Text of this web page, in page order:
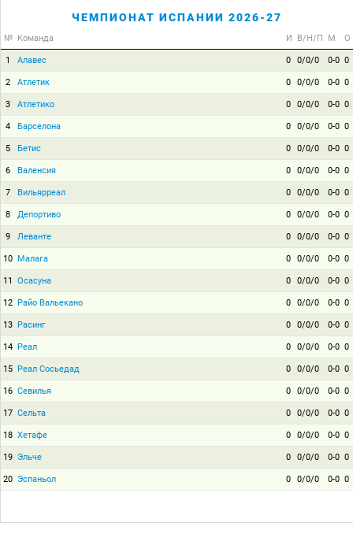
ЧЕМПИОНАТ ИСПАНИИ 2026-27
№ Команда И В/Н/П М О
1 Алавес 0 0/0/0 0-0 0
2 Атлетик 0 0/0/0 0-0 0
3 Атлетико 0 0/0/0 0-0 0
4 Барселона 0 0/0/0 0-0 0
5 Бетис 0 0/0/0 0-0 0
6 Валенсия 0 0/0/0 0-0 0
7 Вильярреал 0 0/0/0 0-0 0
8 Депортиво 0 0/0/0 0-0 0
9 Леванте 0 0/0/0 0-0 0
10 Малага 0 0/0/0 0-0 0
11 Осасуна 0 0/0/0 0-0 0
12 Райо Вальекано 0 0/0/0 0-0 0
13 Расинг 0 0/0/0 0-0 0
14 Реал 0 0/0/0 0-0 0
15 Реал Сосьедад 0 0/0/0 0-0 0
16 Севилья 0 0/0/0 0-0 0
17 Сельта 0 0/0/0 0-0 0
18 Хетафе 0 0/0/0 0-0 0
19 Эльче 0 0/0/0 0-0 0
20 Эспаньол 0 0/0/0 0-0 0